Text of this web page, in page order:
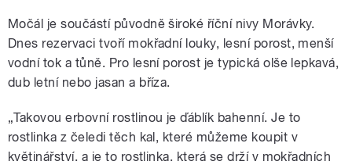
Močál je součástí původně široké říční nivy Morávky.
Dnes rezervaci tvoří mokřadní louky, lesní porost, menší
vodní tok a tůně. Pro lesní porost je typická olše lepkavá,
dub letní nebo jasan a bříza.
„Takovou erbovní rostlinou je ďáblík bahenní. Je to
rostlinka z čeledi těch kal, které můžeme koupit v
květinářství, a je to rostlinka, která se drží v mokřadních